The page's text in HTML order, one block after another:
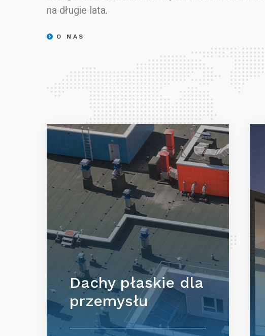
na długie lata.
O NAS
Dachy płaskie dla
przemysłu